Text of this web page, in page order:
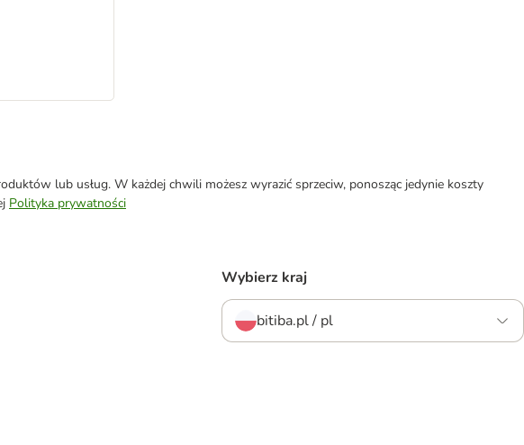
lub usług. W każdej chwili możesz wyrazić sprzeciw, ponosząc jedynie koszty
Polityka prywatności
Wybierz kraj
bitiba.pl / pl